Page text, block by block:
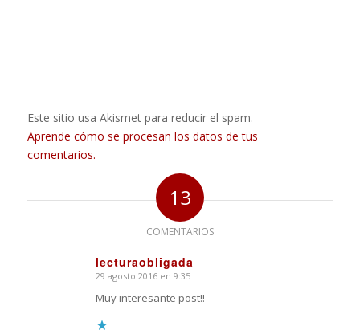
Este sitio usa Akismet para reducir el spam.
Aprende cómo se procesan los datos de tus
comentarios.
13
COMENTARIOS
lecturaobligada
Dice:
29 agosto 2016 en 9:35
Muy interesante post!!